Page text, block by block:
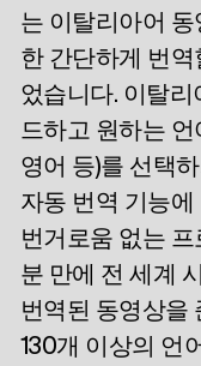
는 이탈리아어
한 간단하게 번
었습니다. 이탈
드하고 원하는
영어 등)를 선택
자동 번역 기능에
번거로움 없는
분 만에 전 세계
번역된 동영상을
130개 이상의 언